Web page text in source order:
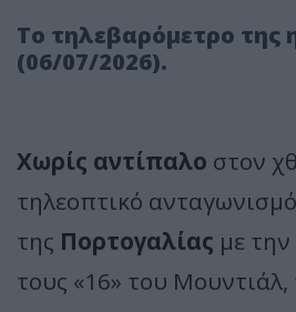
Το τηλεβαρόμετρο της
(06/07/2026).
Χωρίς αντίπαλο στον
τηλεοπτικό
της Πορτογαλίας με την
τους «16» του